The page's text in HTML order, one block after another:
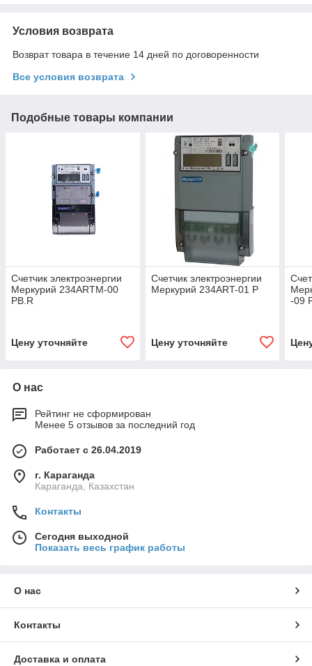
Условия возврата
Возврат товара в течение 14 дней по договоренности
Все условия возврата
Подобные товары компании
Счетчик электроэнергии
Меркурий 234ARTM-00
PB.R
Цену уточняйте
Счетчик электроэнергии
Меркурий 234ART-01 P
Цену уточняйте
-09
О нас
Рейтинг не сформирован
Менее 5 отзывов за последний год
Работает с 26.04.2019
г. Караганда
Караганда, Казахстан
Контакты
Сегодня выходной
Показать весь график работы
О нас
Контакты
Доставка и оплата